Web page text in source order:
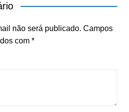
não será publicado. Campos
com *